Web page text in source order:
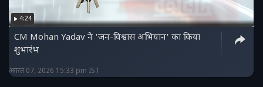
4:24
CM Mohan Yadav ने 'जन-विश्वास अभियान' का किया
शुभारंभ
अगस्त 07, 2026 15:33 pm IST